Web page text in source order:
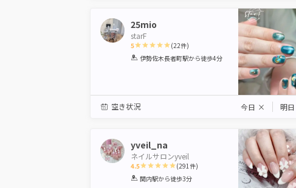
25mio
starF
5
1 2 3 4 5
(22件)
伊勢佐木長者町駅から徒歩4分
空き状況 今日 × 明日
yveil_na
ネイルサロンyveil
4.5
1 2 3 4 5
(291 件)
関内駅から徒歩3分